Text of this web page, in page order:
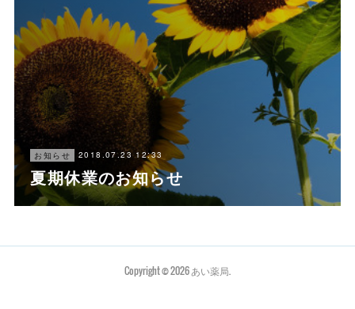
お知らせ 2018.07.23 12:33
夏期休業のお知らせ
Copyright ©2026あい薬局.